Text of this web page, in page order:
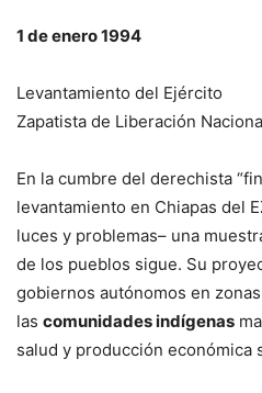
1 de enero 1994
Levantamiento del Ejército
Zapatista de Liberación
En la cumbre del derechista
levantamiento en Chiapas del
luces y problemas– una
de los pueblos sigue. Su
gobiernos autónomos en
las comunidades indígenas
salud y producción económica